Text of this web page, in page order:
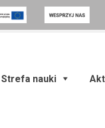
Strefa nauki